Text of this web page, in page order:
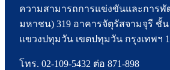
ความสามารถการแข่งขันและการ
มหาชน) 319 อาคารจัตุรัสจามจุรี ชั้
แขวงปทุมวัน เขตปทุมวัน กรุงเทพฯ
โทร. 02-109-5432 ต่อ 871-898